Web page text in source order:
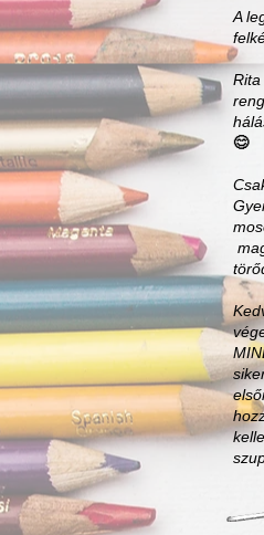
A
Rita
😊